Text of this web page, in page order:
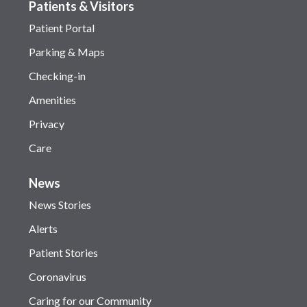
Patients & Visitors
Patient Portal
Parking & Maps
Checking-in
Amenities
Privacy
Care
News
News Stories
Alerts
Patient Stories
Coronavirus
Caring for our Community